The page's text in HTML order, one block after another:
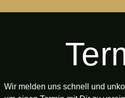
Wir melden uns schnell und